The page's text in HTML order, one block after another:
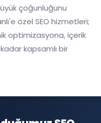
çoğunluğunu
özel SEO hizmetleri;
optimizasyona, içerik
kapsamlı bir